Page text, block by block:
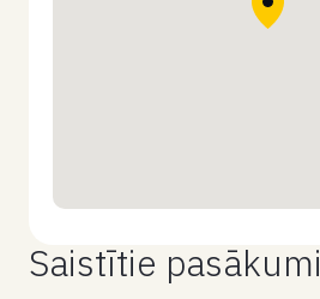
Saistītie pasākumi